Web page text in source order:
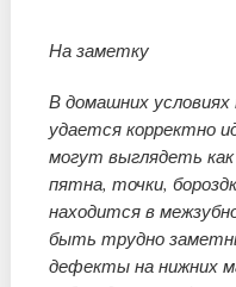
На заметку
В домашних
удается корректно
могут выглядеть
пятна, точки,
находится в
быть трудно
дефекты на нижних